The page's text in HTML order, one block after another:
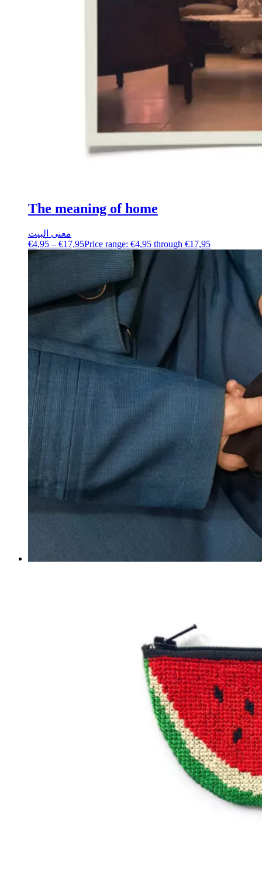
The meaning of home
معنى البيت
€4,95 – €17,95Price range: €4,95 through €17,95